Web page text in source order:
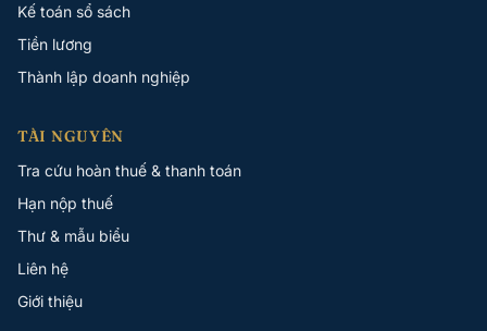
Kế toán sổ sách
Tiền lương
Thành lập doanh nghiệp
TÀI NGUYÊN
Tra cứu hoàn thuế & thanh toán
Hạn nộp thuế
Thư & mẫu biểu
Liên hệ
Giới thiệu